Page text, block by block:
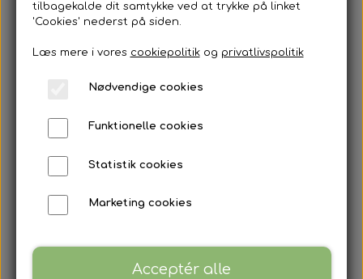
tilbagekalde dit samtykke ved at trykke på linket
'Cookies' nederst på siden.
Læs mere i vores cookiepolitikog privatlivspolitik
Nødvendige cookies
Funktionelle cookies
Statistik cookies
Marketing cookies
Acceptér alle